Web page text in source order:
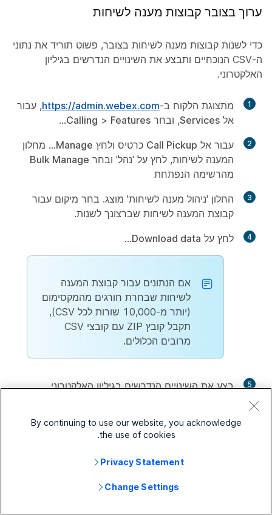
ערוך בצובר קבוצות מענה לשיחות
כדי לשנות קבוצות מענה לשיחות בצובר, פשוט תוריד את נתוני
ה-CSV הנוכחיים ותבצע את השינויים הנדרשים בגיליון
האלקטרוני.
1 מתצוגת הלקוח ב-https://admin.webex.com, עבור
אל Services, ובחר Calling > Features
...
2 עבור אל Call Pickup כרטיס ולחץ Manage... מחלון
המענה לשיחות, לחץ על 'נהל' ובחר Bulk Manage
מהרשימה הנפתחת
3
החלון 'ניהול מענה לשיחות' מוצג. בחר מיקום עבור
קבוצת המענה לשיחות שברצונך לשנות.
4 לחץ על Download data
...
אם הנתונים עבור קבוצת המענה
לשיחות שבחרת חורגים מהמקסימום
(יותר מ-10,000 שורות לכל CSV),
תקבל קובץ ZIP עם קובצי CSV
מרובים הכלולים.
5 בצע את השינויים הנדרשים בגיליון האלקטרוני.
6
ושחרור או לחיצהChoose a file
...
Page for detailsכדי להציג את מצב השינויים.
By continuing to use our website, you acknowledge
the use of cookies.
Privacy Statement
Change Settings